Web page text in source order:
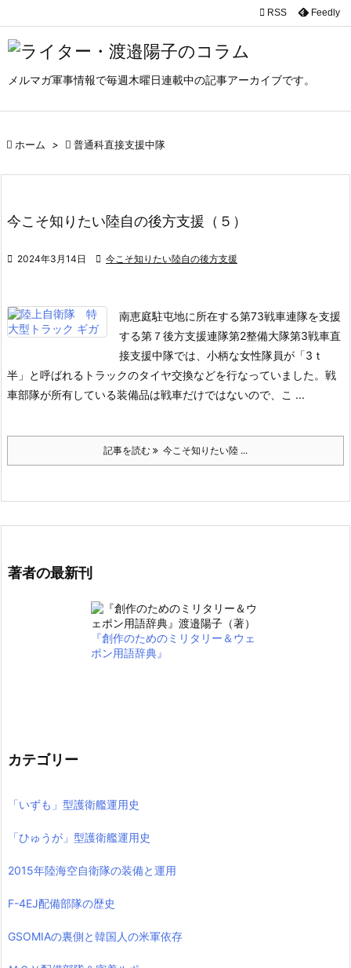
メルマガ軍事情報で毎週木曜日連載中の記事アーカイブです。

 RSS Feedly
 ホーム >  普通科直接支援中隊
今こそ知りたい陸自の後方支援（５）
 2024年3月14日  今こそ知りたい陸自の後方支援
南恵庭駐屯地に所在する第73戦車連隊を支援
する第７後方支援連隊第2整備大隊第3戦車直
接支援中隊では、小柄な女性隊員が「3ｔ
半」と呼ばれるトラックのタイヤ交換などを行なっていました。戦
車部隊が所有している装備品は戦車だけではないので、こ ...
記事を読む 今こそ知りたい陸 ...
著者の最新刊
『創作のためのミリタリー＆ウェ
ポン用語辞典』
カテゴリー
「いずも」型護衛艦運用史
「ひゅうが」型護衛艦運用史
2015年陸海空自衛隊の装備と運用
F-4EJ配備部隊の歴史
GSOMIAの裏側と韓国人の米軍依存